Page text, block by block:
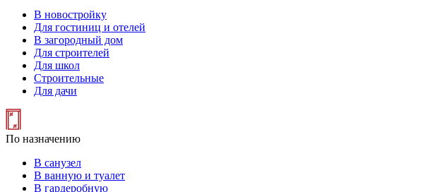
В новостройку
Для гостиниц и отелей
В загородный дом
Для строителей
Для школ
Строительные
Для дачи
По назначению
В санузел
В ванную и туалет
В гардеробную